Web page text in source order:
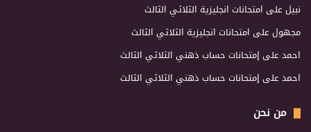
نبيلعلى امتحانات انجليزية الثلاثي الثالث
مجهولعلى امتحانات انجليزية الثلاثي الثالث
احمدعلى إمتحانات حساب ذهني الثلاثي الثالث
احمدعلى إمتحانات حساب ذهني الثلاثي الثالث
من نحن